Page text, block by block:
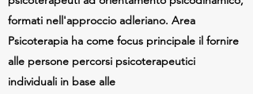
formati nell'approccio adleriano. Area
Psicoterapia ha come focus principale il fornire
alle persone percorsi psicoterapeutici
individuali in base alle